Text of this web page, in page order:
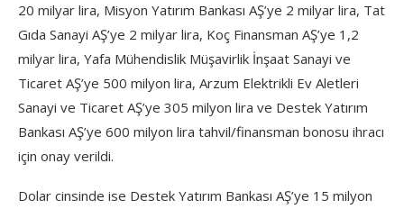
20 milyar lira, Misyon Yatırım Bankası AŞ’ye 2 milyar lira, Tat
Gıda Sanayi AŞ’ye 2 milyar lira, Koç Finansman AŞ’ye 1,2
milyar lira, Yafa Mühendislik Müşavirlik İnşaat Sanayi ve
Ticaret AŞ’ye 500 milyon lira, Arzum Elektrikli Ev Aletleri
Sanayi ve Ticaret AŞ’ye 305 milyon lira ve Destek Yatırım
Bankası AŞ’ye 600 milyon lira tahvil/finansman bonosu ihracı
için onay verildi.
Dolar cinsinde ise Destek Yatırım Bankası AŞ’ye 15 milyon